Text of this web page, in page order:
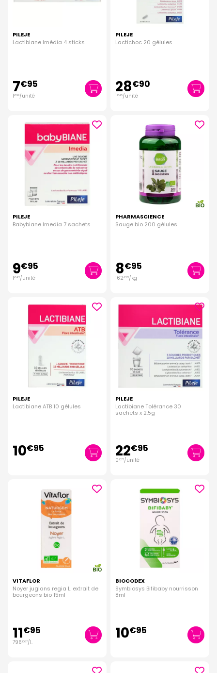
PILEJE
Lactibiane Imédia 4 sticks
7€95
1€99/unité
PILEJE
Lactichoc 20 gélules
28€90
1€45/unité
PILEJE
Babybiane Imedia 7 sachets
9€95
1€42/unité
PHARMASCIENCE
Sauge bio 200 gélules
8€95
162€73/kg
PILEJE
Lactibiane ATB 10 gélules
10€95
PILEJE
Lactibiane Tolérance 30
sachets x 2.5g
22€95
0€77/unité
VITAFLOR
Noyer juglans regia L. extrait de
bourgeons bio 15ml
11€95
796€67/l.
BIOCODEX
Symbiosys Bifibaby nourrisson
8ml
10€95